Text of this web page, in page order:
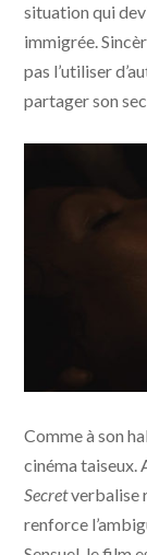
situation qui
immigrée.
pas l’utiliser
partager son
Comme à son
cinéma taiseux.
Secretverbalise
renforce